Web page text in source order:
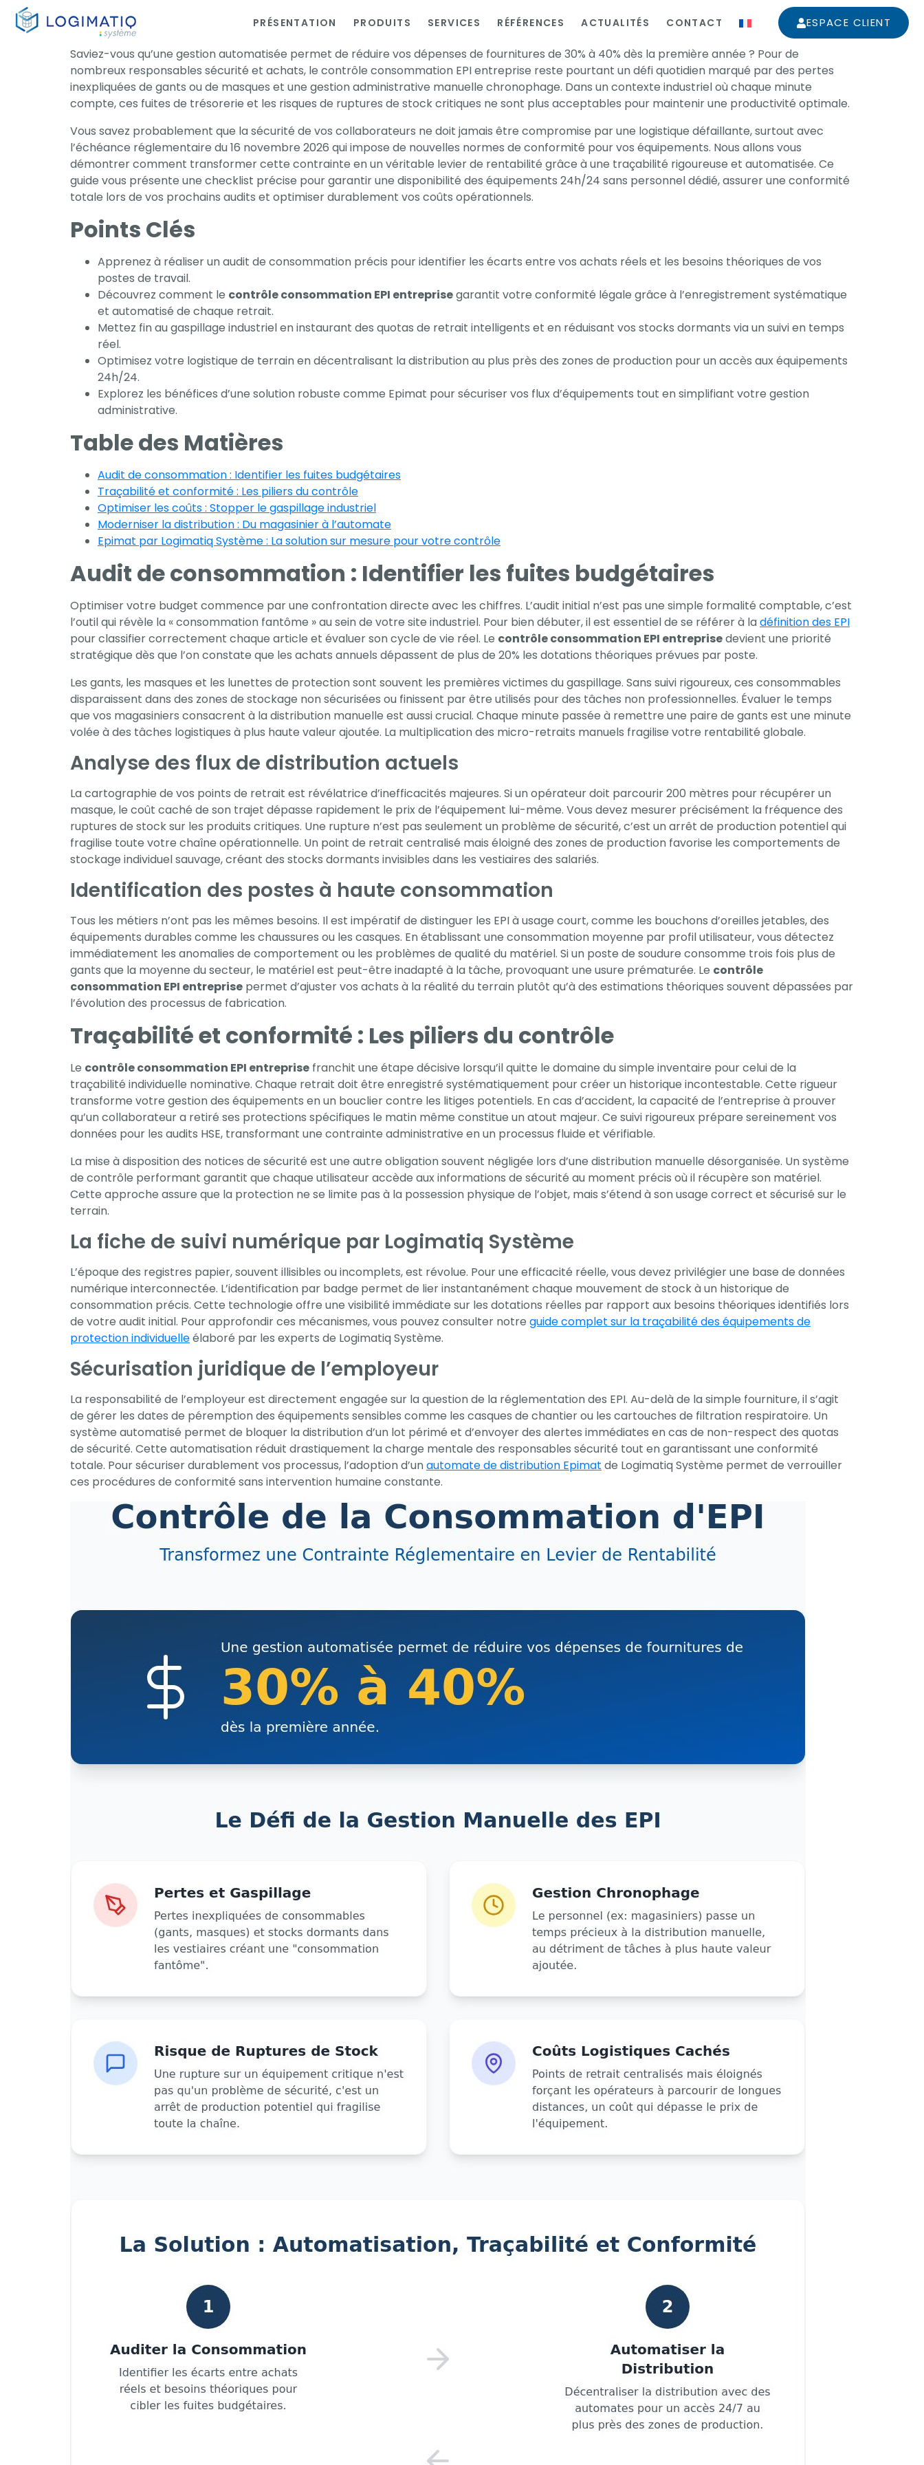
PRÉSENTATION PRODUITS SERVICES RÉFÉRENCES ACTUALITÉS CONTACT ESPACE CLIENT
Saviez-vous qu’une gestion automatisée permet de réduire vos dépenses de fournitures de 30% à 40% dès la première année ? Pour de
nombreux responsables sécurité et achats, le contrôle consommation EPI entreprise reste pourtant un défi quotidien marqué par des pertes
inexpliquées de gants ou de masques et une gestion administrative manuelle chronophage. Dans un contexte industriel où chaque minute
compte, ces fuites de trésorerie et les risques de ruptures de stock critiques ne sont plus acceptables pour maintenir une productivité optimale.
Vous savez probablement que la sécurité de vos collaborateurs ne doit jamais être compromise par une logistique défaillante, surtout avec
l’échéance réglementaire du 16 novembre 2026 qui impose de nouvelles normes de conformité pour vos équipements. Nous allons vous
démontrer comment transformer cette contrainte en un véritable levier de rentabilité grâce à une traçabilité rigoureuse et automatisée. Ce
guide vous présente une checklist précise pour garantir une disponibilité des équipements 24h/24 sans personnel dédié, assurer une conformité
totale lors de vos prochains audits et optimiser durablement vos coûts opérationnels.
Points Clés
Apprenez à réaliser un audit de consommation précis pour identifier les écarts entre vos achats réels et les besoins théoriques de vos
postes de travail.
Découvrez comment le contrôle consommation EPI entreprisegarantit votre conformité légale grâce à l’enregistrement systématique
et automatisé de chaque retrait.
Mettez fin au gaspillage industriel en instaurant des quotas de retrait intelligents et en réduisant vos stocks dormants via un suivi en temps
réel.
Optimisez votre logistique de terrain en décentralisant la distribution au plus près des zones de production pour un accès aux équipements
24h/24.
Explorez les bénéfices d’une solution robuste comme Epimat pour sécuriser vos flux d’équipements tout en simplifiant votre gestion
administrative.
Table des Matières
Audit de consommation : Identifier les fuites budgétaires
Traçabilité et conformité : Les piliers du contrôle
Optimiser les coûts : Stopper le gaspillage industriel
Moderniser la distribution : Du magasinier à l’automate
Epimat par Logimatiq Système : La solution sur mesure pour votre contrôle
Audit de consommation : Identifier les fuites budgétaires
Optimiser votre budget commence par une confrontation directe avec les chiffres. L’audit initial n’est pas une simple formalité comptable, c’est
l’outil qui révèle la « consommation fantôme » au sein de votre site industriel. Pour bien débuter, il est essentiel de se référer à ladéfinition des EPI
pour classifier correctement chaque article et évaluer son cycle de vie réel. Le contrôle consommation EPI entreprisedevient une priorité
stratégique dès que l’on constate que les achats annuels dépassent de plus de 20% les dotations théoriques prévues par poste.
Les gants, les masques et les lunettes de protection sont souvent les premières victimes du gaspillage. Sans suivi rigoureux, ces consommables
disparaissent dans des zones de stockage non sécurisées ou finissent par être utilisés pour des tâches non professionnelles. Évaluer le temps
que vos magasiniers consacrent à la distribution manuelle est aussi crucial. Chaque minute passée à remettre une paire de gants est une minute
volée à des tâches logistiques à plus haute valeur ajoutée. La multiplication des micro-retraits manuels fragilise votre rentabilité globale.
Analyse des flux de distribution actuels
La cartographie de vos points de retrait est révélatrice d’inefficacités majeures. Si un opérateur doit parcourir 200 mètres pour récupérer un
masque, le coût caché de son trajet dépasse rapidement le prix de l’équipement lui-même. Vous devez mesurer précisément la fréquence des
ruptures de stock sur les produits critiques. Une rupture n’est pas seulement un problème de sécurité, c’est un arrêt de production potentiel qui
fragilise toute votre chaîne opérationnelle. Un point de retrait centralisé mais éloigné des zones de production favorise les comportements de
stockage individuel sauvage, créant des stocks dormants invisibles dans les vestiaires des salariés.
Identification des postes à haute consommation
Tous les métiers n’ont pas les mêmes besoins. Il est impératif de distinguer les EPI à usage court, comme les bouchons d’oreilles jetables, des
équipements durables comme les chaussures ou les casques. En établissant une consommation moyenne par profil utilisateur, vous détectez
immédiatement les anomalies de comportement ou les problèmes de qualité du matériel. Si un poste de soudure consomme trois fois plus de
gants que la moyenne du secteur, le matériel est peut-être inadapté à la tâche, provoquant une usure prématurée. Le contrôle
consommation EPI entreprise permet d’ajuster vos achats à la réalité du terrain plutôt qu’à des estimations théoriques souvent dépassées par
l’évolution des processus de fabrication.
Traçabilité et conformité : Les piliers du contrôle
Le contrôle consommation EPI entreprise franchit une étape décisive lorsqu’il quitte le domaine du simple inventaire pour celui de la
traçabilité individuelle nominative. Chaque retrait doit être enregistré systématiquement pour créer un historique incontestable. Cette rigueur
transforme votre gestion des équipements en un bouclier contre les litiges potentiels. En cas d’accident, la capacité de l’entreprise à prouver
qu’un collaborateur a retiré ses protections spécifiques le matin même constitue un atout majeur. Ce suivi rigoureux prépare sereinement vos
données pour les audits HSE, transformant une contrainte administrative en un processus fluide et vérifiable.
La mise à disposition des notices de sécurité est une autre obligation souvent négligée lors d’une distribution manuelle désorganisée. Un système
de contrôle performant garantit que chaque utilisateur accède aux informations de sécurité au moment précis où il récupère son matériel.
Cette approche assure que la protection ne se limite pas à la possession physique de l’objet, mais s’étend à son usage correct et sécurisé sur le
terrain.
La fiche de suivi numérique par Logimatiq Système
L’époque des registres papier, souvent illisibles ou incomplets, est révolue. Pour une efficacité réelle, vous devez privilégier une base de données
numérique interconnectée. L’identification par badge permet de lier instantanément chaque mouvement de stock à un historique de
consommation précis. Cette technologie offre une visibilité immédiate sur les dotations réelles par rapport aux besoins théoriques identifiés lors
de votre audit initial. Pour approfondir ces mécanismes, vous pouvez consulter notre guide complet sur la traçabilité des équipements de
protection individuelleélaboré par les experts de Logimatiq Système.
Sécurisation juridique de l’employeur
La responsabilité de l’employeur est directement engagée sur la question de la réglementation des EPI. Au-delà de la simple fourniture, il s’agit
de gérer les dates de péremption des équipements sensibles comme les casques de chantier ou les cartouches de filtration respiratoire. Un
système automatisé permet de bloquer la distribution d’un lot périmé et d’envoyer des alertes immédiates en cas de non-respect des quotas
de sécurité. Cette automatisation réduit drastiquement la charge mentale des responsables sécurité tout en garantissant une conformité
totale. Pour sécuriser durablement vos processus, l’adoption d’unautomate de distribution Epimat de Logimatiq Système permet de verrouiller
ces procédures de conformité sans intervention humaine constante.
nécessaires au
fonctionnement
Statistiques
Afin que nous
améliorer la
structure du
site Web, en
fonction de la
site Web est
Expérience
Afin que notre
fonctionne
possible lors
Si vous refusez
ces cookies,
fonctionnalités
du site Web.
Marketing
votre intérêt et
comportement
visitez notre
site, vous
chances de
et des offres
personnalisés.